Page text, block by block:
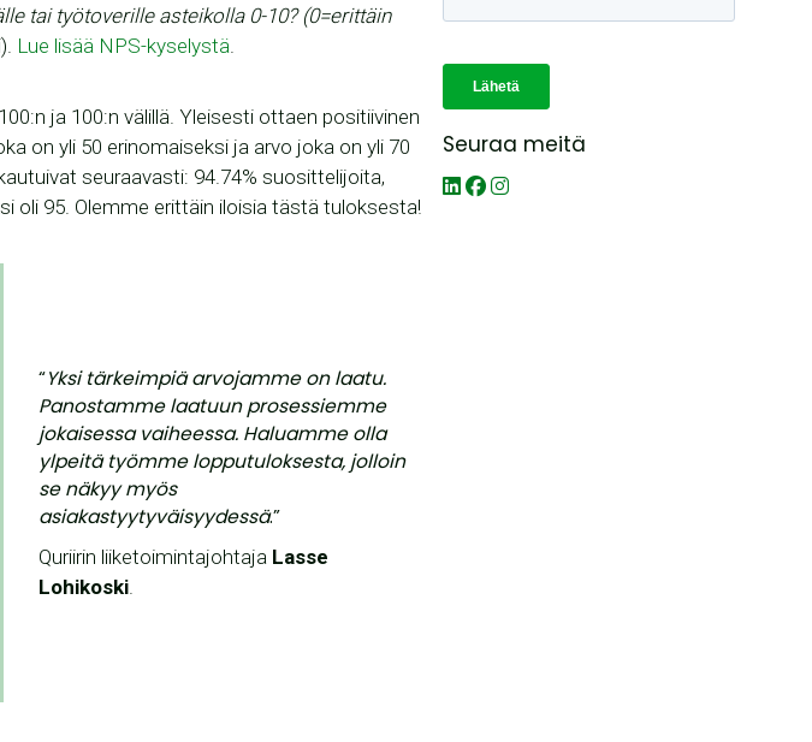
tai työtoverille asteikolla 0-10? (0=erittäin
Lue lisää NPS-kyselystä.
ja 100:n välillä. Yleisesti ottaen positiivinen
on yli 50 erinomaiseksi ja arvo joka on yli 70
seuraavasti: 94.74% suosittelijoita,
oli 95. Olemme erittäin iloisia tästä tuloksesta!
“Yksi tärkeimpiä arvojamme on laatu.
Panostamme laatuun prosessiemme
jokaisessa vaiheessa. Haluamme olla
ylpeitä työmme lopputuloksesta, jolloin
se näkyy myös
asiakastyytyväisyydessä.”
Quriirin liiketoimintajohtaja Lasse
Lohikoski
Seuraa meitä